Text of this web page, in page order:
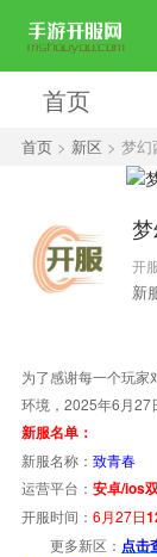
首页
首页> 新区 > 梦幻
开
新
为了感谢每一个玩家
环境，2025年6月27
新服名单：
新服名称： 致青春
运营平台： 安卓/ios
开服时间： 6月27日
更多新区： 点击